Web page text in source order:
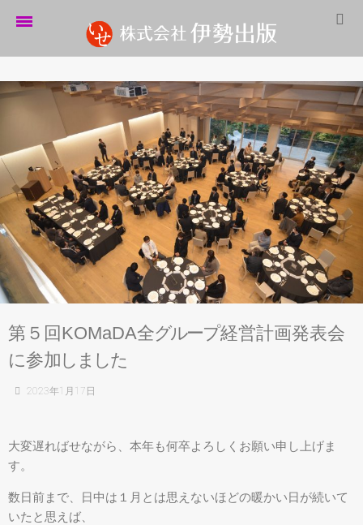
伊勢出版だより
制作実績
企業情報
採用情報
パートナーシップ
お問い合わせ
サイトマップ
第５回KOMaDA全グループ経営計画発表会
に参加し ま した
2023年1月17日
大変遅ればせながら、本年も何卒よろしくお願い申し上げま
す。
数日前まで、日中は１月とは思えないほどの暖かい日が続いて
いたと思えば、